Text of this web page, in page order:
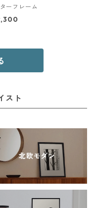
ーフレーム
スト
北欧モダン